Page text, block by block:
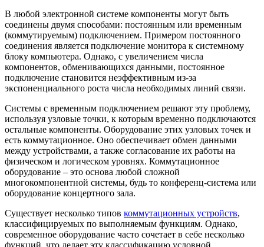
В любой электронной системе компоненты могут быть
соединены двумя способами: постоянным или временным
(коммутируемым) подключением. Примером постоянного
соединения является подключение монитора к системному
блоку компьютера. Однако, с увеличением числа
компонентов, обменивающихся данными, постоянное
подключение становится неэффективным из-за
экспоненциального роста числа необходимых линий связи.
Системы с временным подключением решают эту проблему,
используя узловые точки, к которым временно подключаются
остальные компоненты. Оборудование этих узловых точек и
есть коммутационное. Оно обеспечивает обмен данными
между устройствами, а также согласование их работы на
физическом и логическом уровнях. Коммутационное
оборудование – это основа любой сложной
многокомпонентной системы, будь то конференц-система или
оборудование концертного зала.
Существует несколько типов коммутационных устройств,
классифицируемых по выполняемым функциям. Однако,
современное оборудование часто сочетает в себе несколько